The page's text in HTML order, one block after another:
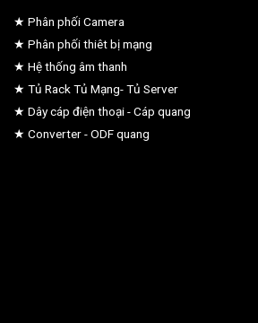
★ Phân phối Camera
★ Phân phối thiêt bị mạng
★ Hệ thống âm thanh
★ Tủ Rack Tủ Mạng- Tủ Server
★ Dây cáp điện thoại - Cáp quang
★ Converter - ODF quang